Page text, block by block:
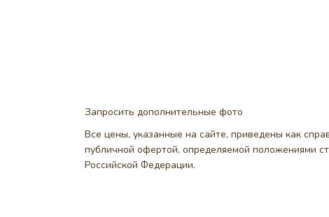
Запросить дополнительные фото
Все цены, указанные на сайте, приведены как
публичной офертой, определяемой положениями
Российской Федерации.